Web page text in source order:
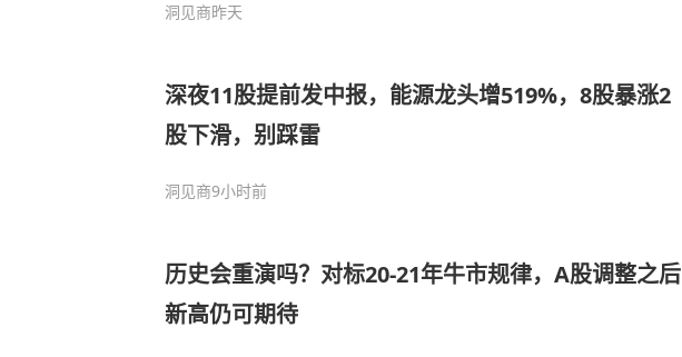
洞见商昨天
深夜11股提前发中报，能源龙头增519%，8股暴涨2
股下滑，别踩雷
洞见商9小时前
历史会重演吗？对标20-21年牛市规律，A股调整之后
新高仍可期待